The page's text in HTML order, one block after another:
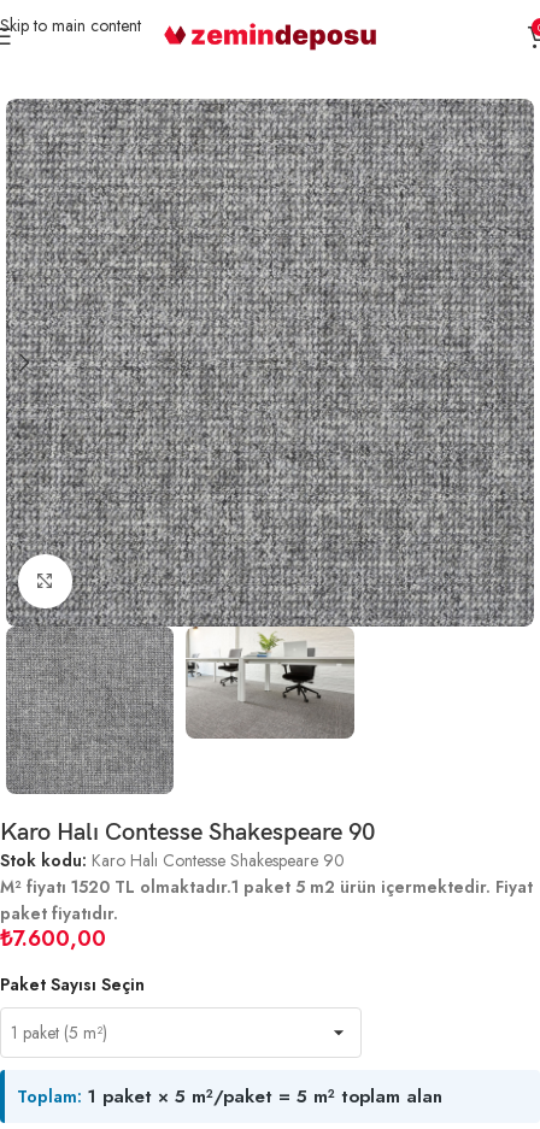
Skip to main content
Büyütmek için tıklayın
Karo Halı Contesse Shakespeare 90
Stok kodu: Karo Halı Contesse Shakespeare 90
M² fiyatı 1520 TL olmaktadır.1 paket 5 m2 ürün içermektedir. Fiyat
paket fiyatıdır.
₺7.600,00
Paket Sayısı Seçin
Toplam: 1 paket × 5 m²/paket = 5 m² toplam alan